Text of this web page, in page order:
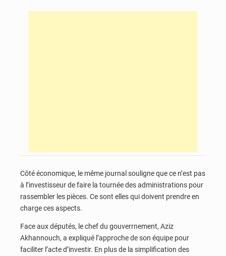
Côté économique, le même journal souligne que ce n’est pas
à l’investisseur de faire la tournée des administrations pour
rassembler les pièces. Ce sont elles qui doivent prendre en
charge ces aspects.
Face aux députés, le chef du gouverrnement, Aziz
Akhannouch, a expliqué l’approche de son équipe pour
faciliter l’acte d’investir. En plus de la simplification des